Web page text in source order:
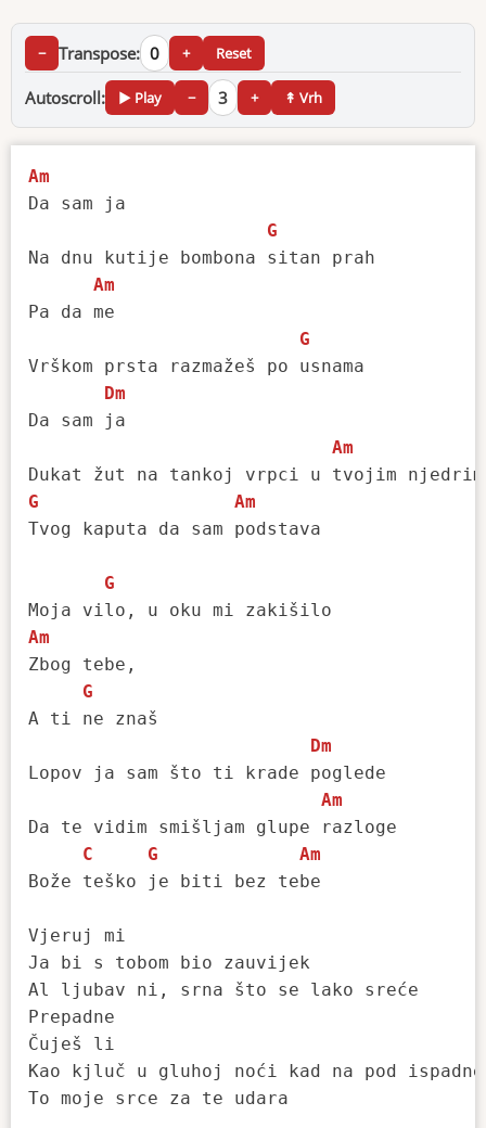
− Transpose: 0 + Reset
Autoscroll: ▶ Play − 3 + ↟ Vrh
Am
Da sam ja
G
Na dnu kutije bombona sitan prah
Am
Pa da me
G
Vrškom prsta razmažeš po usnama
Dm
Da sam ja
Am
G
Am
Tvog kaputa da sam podstava
G
Am
Zbog tebe,
G
A ti ne znaš
Dm
Lopov ja sam što ti krade poglede
Am
Da te vidim smišljam glupe razloge
C
G
Am
Bože teško je biti bez tebe
Vjeruj mi
Ja bi s tobom bio zauvijek
Al ljubav ni, srna što se lako sreće
Prepadne
Čuješ li
Kao kjluč u gluhoj noći kad na pod ispadne
To moje srce za te udara